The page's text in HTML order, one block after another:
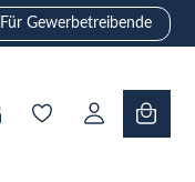
Für Gewerbetreibende